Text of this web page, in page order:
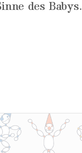
des Babys.